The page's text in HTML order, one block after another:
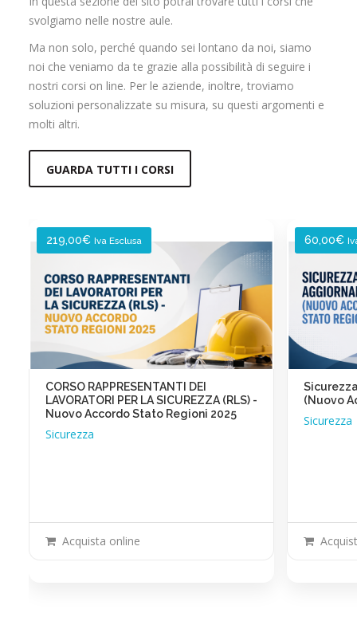
svolgiamo nelle nostre aule.
Ma non solo, perché quando sei lontano da noi, siamo
noi che veniamo da te grazie alla possibilità di seguire i
nostri corsi on line. Per le aziende, inoltre, troviamo
soluzioni personalizzate su misura, su questi argomenti e
molti altri.
GUARDA TUTTI I CORSI
219,00€ Iva Esclusa
CORSO RAPPRESENTANTI DEI
LAVORATORI PER LA SICUREZZA (RLS) -
Nuovo Accordo Stato Regioni 2025
Sicurezza
Acquista online
60,00€
(Nuovo
Sicurezza